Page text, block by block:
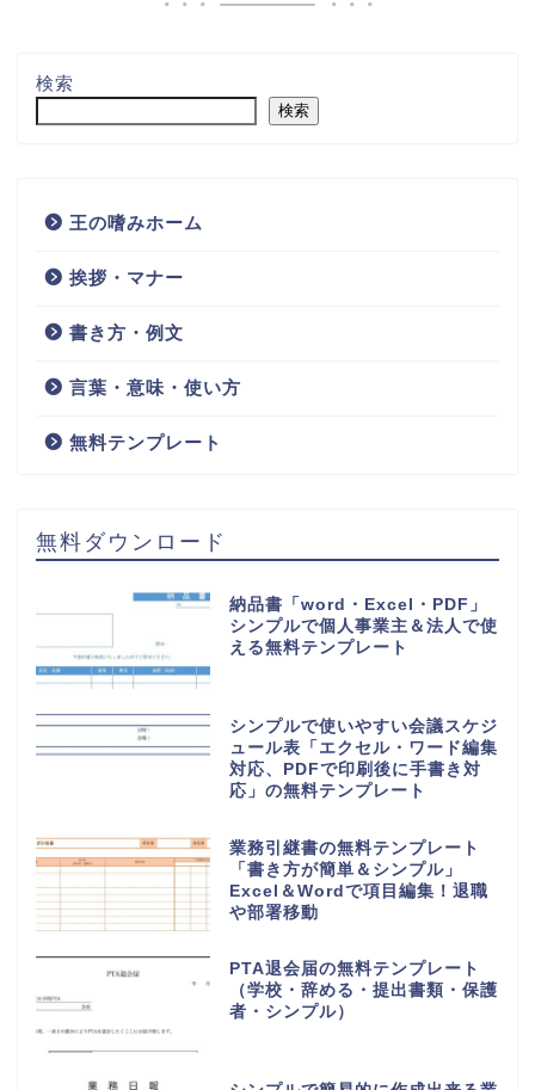
検索
検索
王の嗜みホーム
挨拶・マナー
書き方・例文
言葉・意味・使い方
無料テンプレート
無料ダウンロード
納品書「word・Excel・PDF」
シンプルで個人事業主＆法人で使
える無料テンプレート
シンプルで使いやすい会議スケジ
ュール表「エクセル・ワード編集
対応、PDFで印刷後に手書き対
応」の無料テンプレート
業務引継書の無料テンプレート
「書き方が簡単＆シンプル」
Excel＆Wordで項目編集！退職
や部署移動
PTA退会届の無料テンプレート
（学校・辞める・提出書類・保護
者・シンプル）